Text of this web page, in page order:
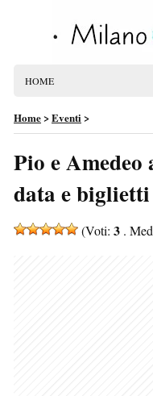
HOME
Home>Eventi>
Pio e
data e
(Voti: 3 .